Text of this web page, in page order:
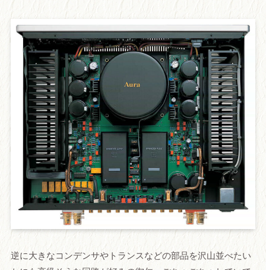
逆に大きなコンデンサやトランスなどの部品を沢山並べたい